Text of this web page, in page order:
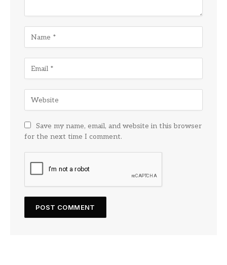
Save my name, email, and website in this browser
for the next time I comment.